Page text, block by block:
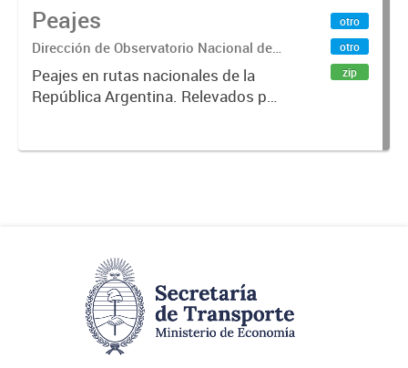
Peajes
Dirección de Observatorio Nacional de
Transporte
Peajes en rutas nacionales de la
República Argentina. Relevados por
otro
otro
zip